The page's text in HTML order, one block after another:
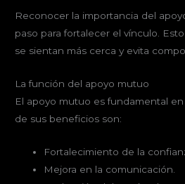
Reconocer la importancia del
paso para fortalecer el vínculo.
se sientan más cerca y evita
La función del apoyo mutuo
El apoyo mutuo es fundamental
de sus beneficios son:
Fortalecimiento de la
Mejora en la comunicación.